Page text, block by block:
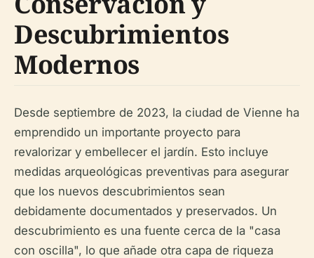
Descubrimientos
Modernos
Desde septiembre de 2023, la ciudad de Vienne ha
emprendido un importante proyecto para
revalorizar y embellecer el jardín. Esto incluye
medidas arqueológicas preventivas para asegurar
que los nuevos descubrimientos sean
debidamente documentados y preservados. Un
descubrimiento es una fuente cerca de la "casa
con oscilla", lo que añade otra capa de riqueza